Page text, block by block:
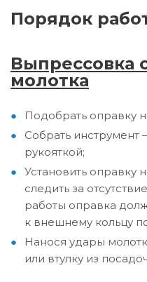
Порядок
Выпрессовка
молотка
Подобрать оправку
Собрать инструмент
рукояткой;
Установить оправку
следить за
работы оправка
к внешнему кольцу
Нанося удары
или втулку из